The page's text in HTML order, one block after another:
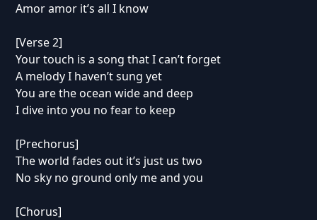
Amor amor it’s all I know
[Verse 2]
Your touch is a song that I can’t forget
A melody I haven’t sung yet
You are the ocean wide and deep
I dive into you no fear to keep
[Prechorus]
The world fades out it’s just us two
No sky no ground only me and you
[Chorus]